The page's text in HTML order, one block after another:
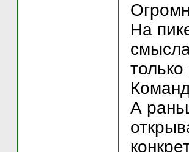
На
А